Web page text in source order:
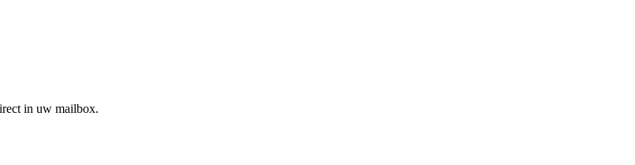
in uw mailbox.